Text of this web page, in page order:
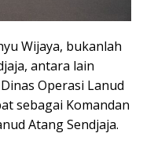
Wijaya, bukanlah
antara lain
Operasi Lanud
sebagai Komandan
Atang Sendjaja.